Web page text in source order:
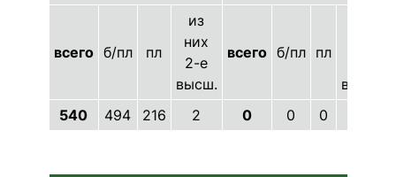
всего б/пл пл
из
них
2-е
высш.
всего б/пл пл
высш.
540 494 216 2 0 0 0